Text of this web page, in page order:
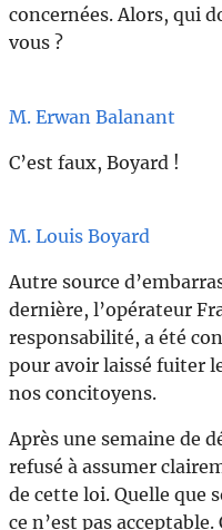
concernées. Alors, qui
vous ?
M. Erwan Balanant
C’est faux, Boyard !
M. Louis Boyard
Autre source
dernière, l’opérateur
responsabilité, a été
pour avoir laissé fuiter
nos concitoyens.
Après une semaine de
refusé à assumer
de cette loi. Quelle que
ce n’est pas